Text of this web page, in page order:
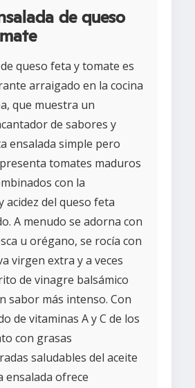
de queso
queso feta y tomate es
arraigado en la cocina
que muestra un
de sabores y
ensalada simple pero
tomates maduros
con la
acidez del queso feta
A menudo se adorna con
u orégano, se rocía con
virgen extra y a veces
de vinagre balsámico
sabor más intenso. Con
de vitaminas A y C de los
con grasas
saludables del aceite
ensalada ofrece